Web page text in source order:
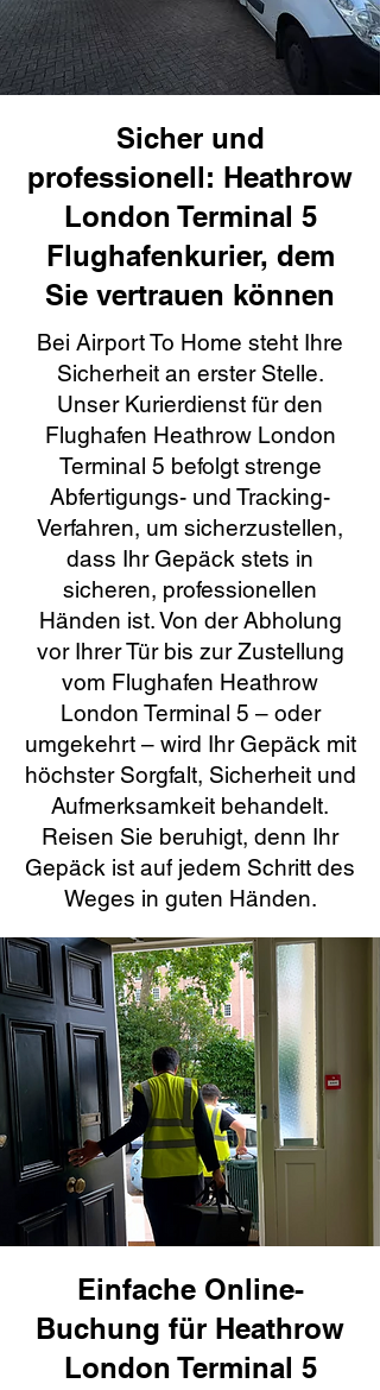
Sicher und
professionell: Heathrow
London Terminal 5
Flughafenkurier, dem
Sie vertrauen können
Bei Airport To Home steht Ihre
Sicherheit an erster Stelle.
Unser Kurierdienst für den
Flughafen Heathrow London
Terminal 5 befolgt strenge
Abfertigungs- und Tracking-
Verfahren, um sicherzustellen,
dass Ihr Gepäck stets in
sicheren, professionellen
Händen ist. Von der Abholung
vor Ihrer Tür bis zur Zustellung
vom Flughafen Heathrow
London Terminal 5 – oder
umgekehrt – wird Ihr Gepäck mit
höchster Sorgfalt, Sicherheit und
Aufmerksamkeit behandelt.
Reisen Sie beruhigt, denn Ihr
Gepäck ist auf jedem Schritt des
Weges in guten Händen.
Einfache Online-
Buchung für Heathrow
London Terminal 5